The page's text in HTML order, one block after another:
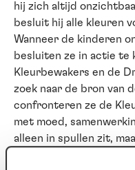
hij zich altijd
besluit hij alle kleuren
Wanneer de kinderen
besluiten ze in actie te
Kleurbewakers en de
zoek naar de bron van
confronteren ze de
met moed,
alleen in spullen zit,